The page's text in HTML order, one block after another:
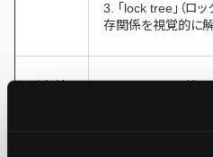
3. 「lock tree」（ロッ
存関係を視覚的に解
リオの根本原因を